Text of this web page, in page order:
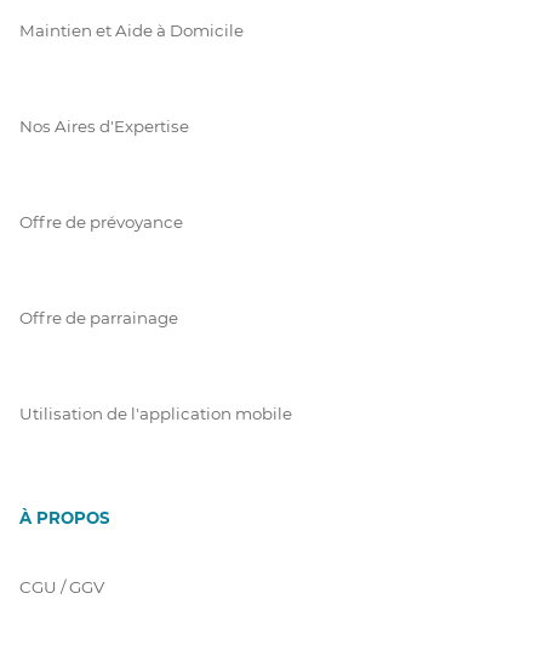
Maintien et Aide à Domicile
Nos Aires d'Expertise
Offre de prévoyance
Offre de parrainage
Utilisation de l'application mobile
À PROPOS
CGU / GGV